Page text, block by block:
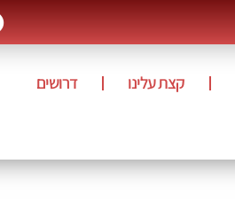
קצת עלינו דרושים